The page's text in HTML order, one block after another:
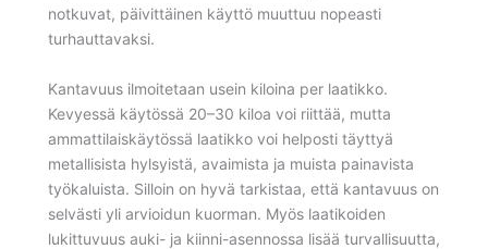
notkuvat, päivittäinen käyttö muuttuu nopeasti
turhauttavaksi.
Kantavuus ilmoitetaan usein kiloina per laatikko.
Kevyessä käytössä 20–30 kiloa voi riittää, mutta
ammattilaiskäytössä laatikko voi helposti täyttyä
metallisista hylsyistä, avaimista ja muista painavista
työkaluista. Silloin on hyvä tarkistaa, että kantavuus on
selvästi yli arvioidun kuorman. Myös laatikoiden
lukittuvuus auki- ja kiinni-asennossa lisää turvallisuutta,